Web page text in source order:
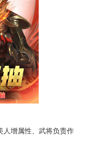
增属性、武将负责作